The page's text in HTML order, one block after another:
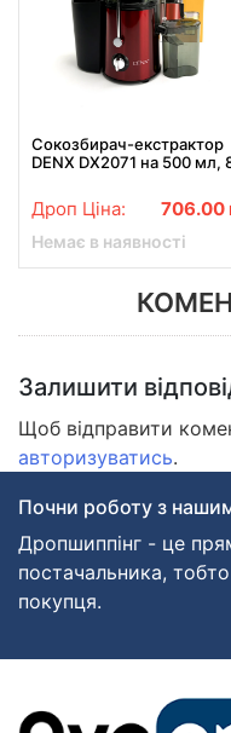
Сокозбирач-екстрактор
DENX DX2071 на 500 мл,
Дроп Ціна: 706.00
Немає в наявності
Залишити
Щоб відправити
авторизуватись.
Почни роботу з
Дропшиппінг - це
постачальника,
покупця.